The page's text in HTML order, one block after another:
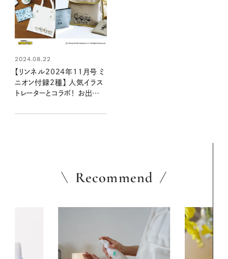
2024.08.22
【リンネル2024年11月号 ミ
ニオン付録2種】 人気イラス
トレーターとコラボ！ お出か
魅力をいち早くお届け
Recommend